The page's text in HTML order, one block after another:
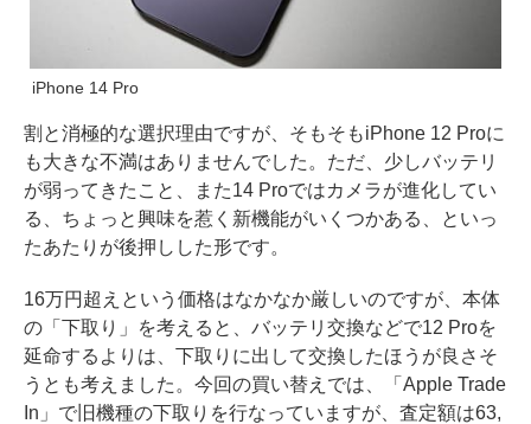
iPhone 14 Pro
割と消極的な選択理由ですが、そもそもiPhone 12 Proに
も大きな不満はありませんでした。ただ、少しバッテリ
が弱ってきたこと、また14 Proではカメラが進化してい
る、ちょっと興味を惹く新機能がいくつかある、といっ
たあたりが後押しした形です。
16万円超えという価格はなかなか厳しいのですが、本体
の「下取り」を考えると、バッテリ交換などで12 Proを
延命するよりは、下取りに出して交換したほうが良さそ
うとも考えました。今回の買い替えでは、「 Apple Trade
In 」で旧機種の下取りを行なっていますが、査定額は63,